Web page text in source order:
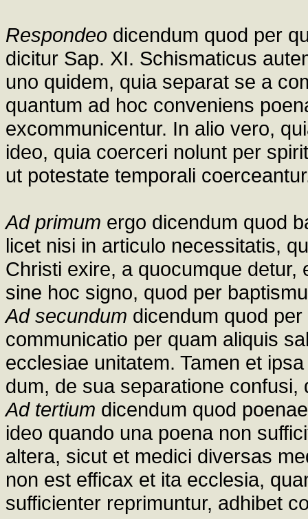
Respondeo dicendum quod per
dicitur Sap. XI. Schismaticus
uno quidem, quia separat se a
quantum ad hoc conveniens
excommunicentur. In alio vero,
ideo, quia coerceri nolunt per
ut potestate temporali
Ad primum ergo dicendum quod
licet nisi in articulo necessitatis,
Christi exire, a quocumque
sine hoc signo, quod per
Ad secundum dicendum quod
communicatio per quam aliquis
ecclesiae unitatem. Tamen et
dum, de sua separatione
Ad tertium dicendum quod
ideo quando una poena non
altera, sicut et medici diversas
non est efficax et ita ecclesia,
sufficienter reprimuntur, adhibet